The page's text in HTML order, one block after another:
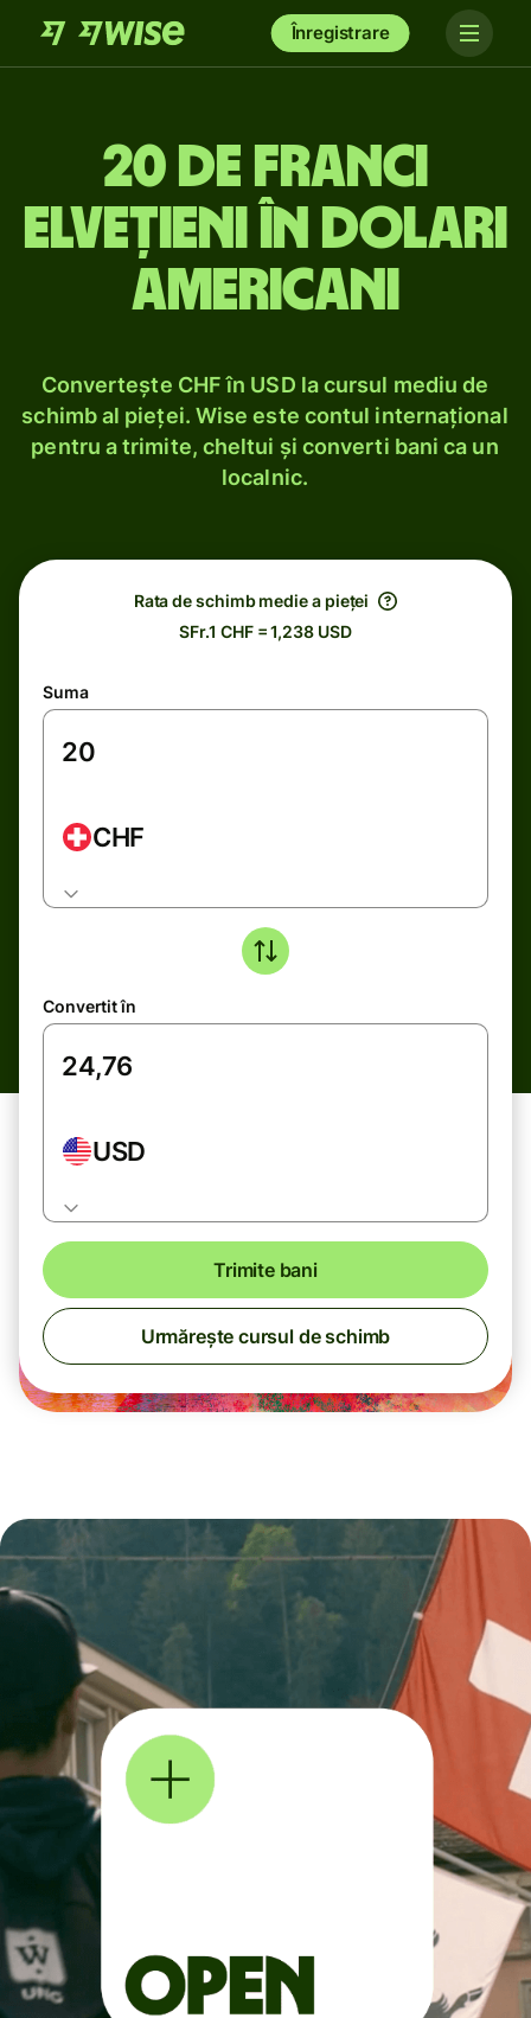
Înregistrare
20 de franci
elvețieni în dolari
americani
Convertește CHF în USD la cursul mediu de
schimb al pieței. Wise este contul internațional
pentru a trimite, cheltui și converti bani ca un
localnic.
Rata de schimb medie a pieței
SFr.1 CHF = 1,238 USD
Suma
CHF
Convertit în
USD
Trimite bani
Urmărește cursul de schimb